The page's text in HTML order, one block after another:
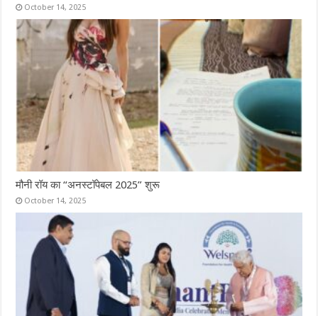
October 14, 2025
मौनी रॉय का “अनस्टॉपेबल 2025” शुरू
October 14, 2025